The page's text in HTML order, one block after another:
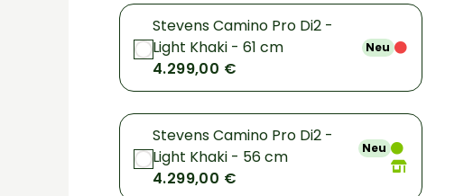
Stevens Camino Pro Di2 -
Light Khaki - 61 cm
4.299,00 €
Neu
Stevens Camino Pro Di2 -
Light Khaki - 56 cm
4.299,00 €
Neu